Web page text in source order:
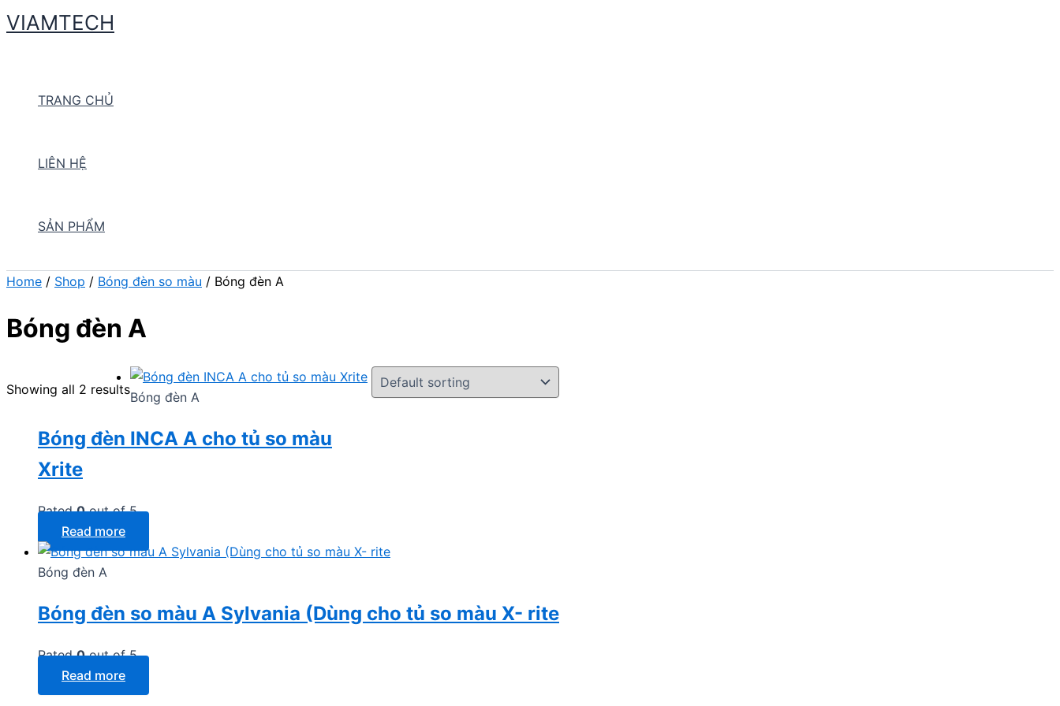
Skip
to
VIAMTECH
TRANG CHỦ
LIÊN HỆ
SẢN PHẨM
Home / Shop / Bóng đèn so màu / Bóng đèn A
Bóng đèn A
Showing all 2 resultsBóng đèn A
Bóng đèn INCA A cho tủ so màu
Xrite
Rated0out of 5
Read more
Bóng đèn A
Bóng đèn so màu A Sylvania (Dùng cho tủ so màu X- rite
Rated0out of 5
Read more